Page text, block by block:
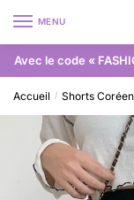
MENU
Avec le code «
Accueil / Shorts